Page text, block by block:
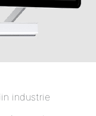
industrie